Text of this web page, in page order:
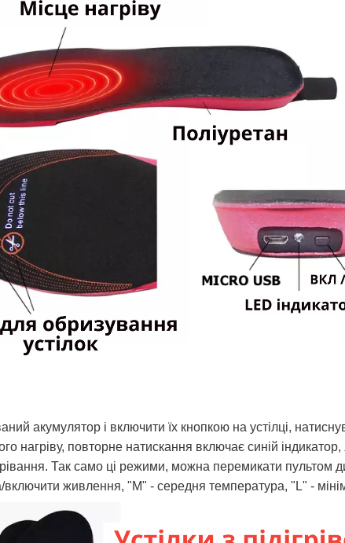
акумулятор і включити їх кнопкою на устілці,
нагріву, повторне натискання включає синій
Так само ці режими, можна перемикати пультом
живлення, "M" - середня температура, "L" -